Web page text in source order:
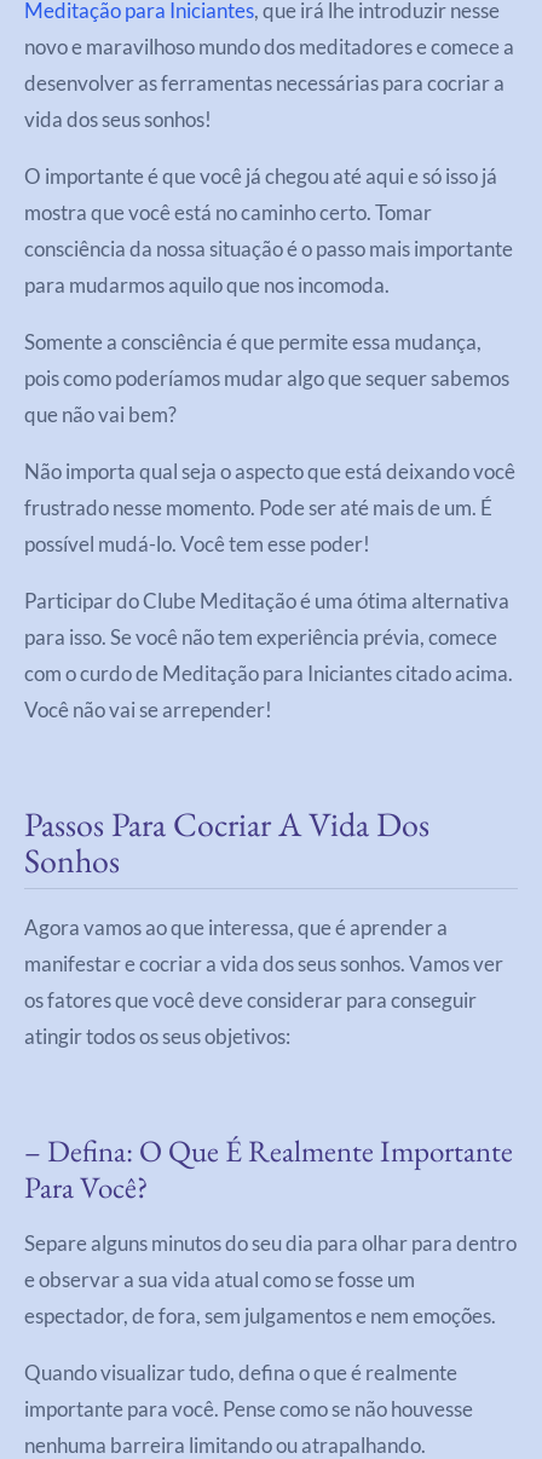
Meditação para Iniciantes, que irá lhe introduzir nesse
novo e maravilhoso mundo dos meditadores e comece a
desenvolver as ferramentas necessárias para cocriar a
vida dos seus sonhos!
O importante é que você já chegou até aqui e só isso já
mostra que você está no caminho certo. Tomar
consciência da nossa situação é o passo mais importante
para mudarmos aquilo que nos incomoda.
Somente a consciência é que permite essa mudança,
pois como poderíamos mudar algo que sequer sabemos
que não vai bem?
Não importa qual seja o aspecto que está deixando você
frustrado nesse momento. Pode ser até mais de um. É
possível mudá-lo. Você tem esse poder!
Participar do Clube Meditação é uma ótima alternativa
para isso. Se você não tem experiência prévia, comece
com o curdo de Meditação para Iniciantes citado acima.
Você não vai se arrepender!
Passos Para Cocriar A Vida Dos
Sonhos
Agora vamos ao que interessa, que é aprender a
manifestar e cocriar a vida dos seus sonhos. Vamos ver
os fatores que você deve considerar para conseguir
atingir todos os seus objetivos:
– Defina: O Que É Realmente Importante
Para Você?
Separe alguns minutos do seu dia para olhar para dentro
e observar a sua vida atual como se fosse um
espectador, de fora, sem julgamentos e nem emoções.
Quando visualizar tudo, defina o que é realmente
importante para você. Pense como se não houvesse
nenhuma barreira limitando ou atrapalhando.